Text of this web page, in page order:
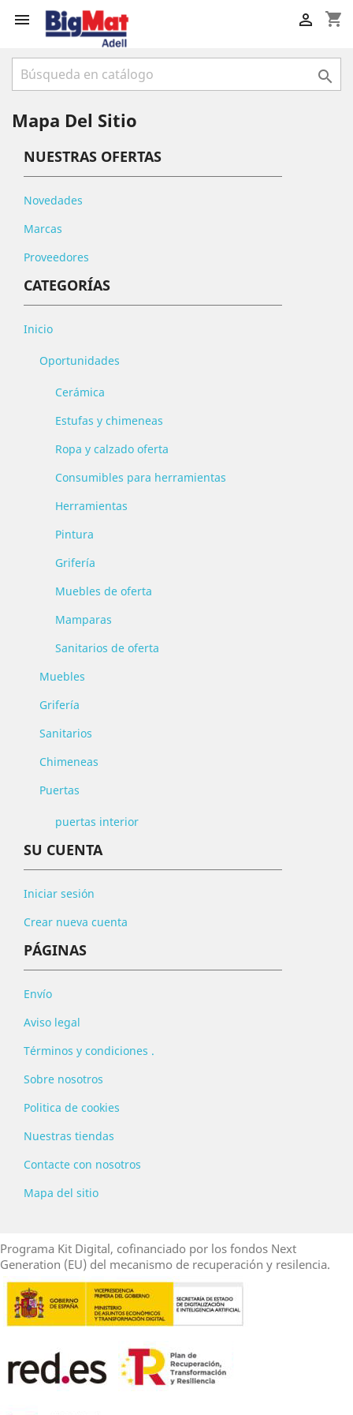
 shopping_cart


Mapa Del Sitio
NUESTRAS OFERTAS
Novedades
Marcas
Proveedores
CATEGORÍAS
Inicio
Oportunidades
Cerámica
Estufas y chimeneas
Ropa y calzado oferta
Consumibles para herramientas
Herramientas
Pintura
Grifería
Muebles de oferta
Mamparas
Sanitarios de oferta
Muebles
Grifería
Sanitarios
Chimeneas
Puertas
puertas interior
SU CUENTA
Iniciar sesión
Crear nueva cuenta
PÁGINAS
Envío
Aviso legal
Términos y condiciones .
Sobre nosotros
Politica de cookies
Nuestras tiendas
Contacte con nosotros
Mapa del sitio
Programa Kit Digital, cofinanciado por los fondos Next
Generation (EU) del mecanismo de recuperación y resilencia.